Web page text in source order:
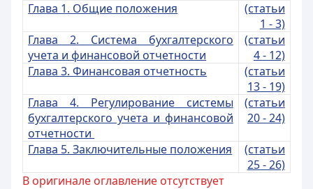
Глава 1. Общие положения
(статьи
1 - 3)
Глава 2. Система бухгалтерского
учета и финансовой отчетности
(статьи
4 - 12)
Глава 3. Финансовая отчетность
(статьи
13 - 19)
Глава 4. Регулирование системы
бухгалтерского учета и финансовой
отчетности
(статьи
20 - 24)
Глава 5. Заключительные положения
(статьи
25 - 26)
В оригинале оглавление отсутствует